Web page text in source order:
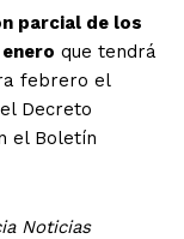
parcial de los
que tendrá
febrero el
Decreto
el Boletín
Noticias